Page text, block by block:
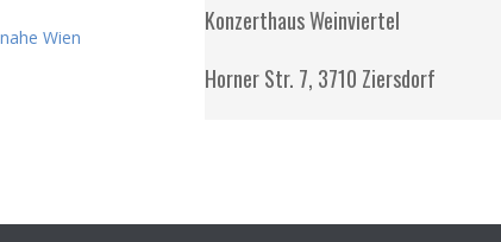
Konzerthaus Weinviertel
Horner Str. 7, 3710 Ziersdorf